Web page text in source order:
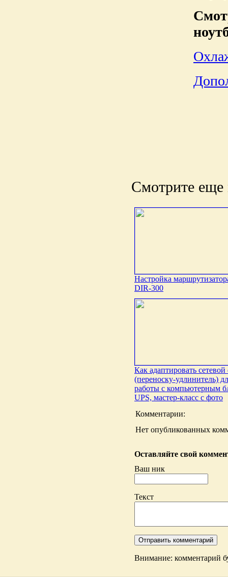
Смотрите еще
Настройка
DIR-300
Как адаптировать сетевой
(переноску-удлинитель)
работы с компьютерным
UPS, мастер-класс с фото
Комментарии:
Нет опубликованных
Оставляйте свой
Ваш ник
Текст
Внимание: комментарий